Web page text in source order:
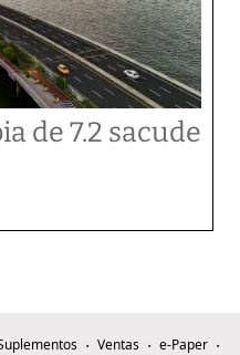
de 7.2 sacude
Ventas
e-Paper